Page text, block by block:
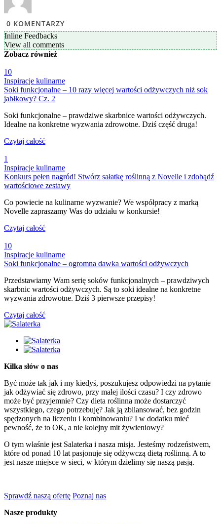
0 KOMENTARZY
Inline Feedbacks
View all comments
Zobacz również
10
Inspiracje kulinarne
Soki funkcjonalne – 10 razy więcej wartości odżywczych niż sok
jabłkowy? Cz. 2
Soki funkcjonalne – prawdziwe skarbnice wartości odżywczych.
Idealne na konkretne wyzwania zdrowotne. Dziś część druga!
Czytaj całość
1
Inspiracje kulinarne
Konkurs pełen nagród! Stwórz sałatkę roślinną z Novelle i zdobądź
wartościowe zestawy
Co powiecie na kulinarne wyzwanie? We współpracy z marką
Novelle zapraszamy Was do udziału w konkursie!
Czytaj całość
10
Inspiracje kulinarne
Soki funkcjonalne – ogromna dawka wartości odżywczych
Przedstawiamy Wam serię soków funkcjonalnych – prawdziwych
skarbnic wartości odżywczych. Są to soki idealne na konkretne
wyzwania zdrowotne. Dziś 3 pierwsze przepisy!
Czytaj całość
Kilka słów o nas
Być może tak jak i my kiedyś, poszukujesz odpowiedzi na pytanie
jak odżywiać się zdrowo, przy małej ilości czasu? I czy zdrowo
może być przyjemnie? Czy dieta roślinna może dostarczyć
wszystkiego, czego potrzebuję? Jak ją zbilansować, bez godzin
spędzonych na liczeniu i kombinowaniu? I w dodatku mieć
pewność, że to OK, a nie kolejny mit żywieniowy?
O tym właśnie jest Salaterka i nasza misja. Jesteśmy rodzeństwem,
które od ponad 10 lat pasjonuje się odżywczą dietą roślinną. A to
jest nasze miejsce w sieci, w którym dzielimy się naszą pasją.
Sprawdź naszą ofertę Poznaj nas
Nasze produkty